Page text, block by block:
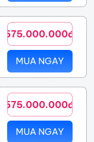
575.000.000đ
MUA NGAY
575.000.000đ
MUA NGAY